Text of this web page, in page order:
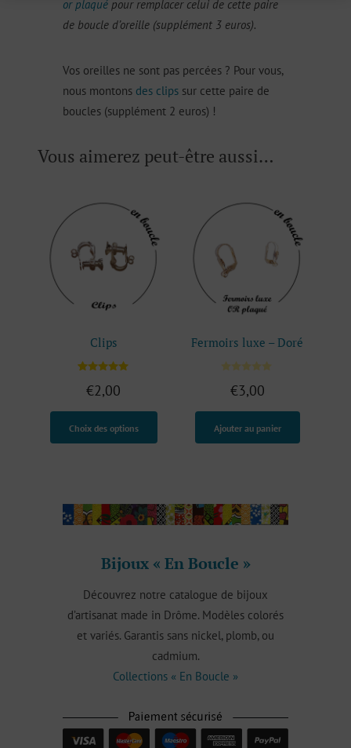
or plaqué pour remplacer celui de cette paire
de boucle d’oreille (supplément 3 euros).
Vos oreilles ne sont pas percées ? Pour vous,
nous montons des clips sur cette paire de
boucles (supplément 2 euros) !
Vous aimerez peut-être aussi…
Clips
5.00
sur 5
client
€2,00
Choix des options
produit
variations.
Les
peuvent
Fermoirs luxe – Doré
€3,00
Ajouter au panier
Bijoux « En Boucle »
Découvrez notre catalogue de bijoux
d’artisanat made in Drôme. Modèles colorés
et variés. Garantis sans nickel, plomb, ou
cadmium.
Collections « En Boucle »